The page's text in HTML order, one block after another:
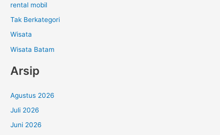
rental mobil
Tak Berkategori
Wisata
Wisata Batam
Arsip
Agustus 2026
Juli 2026
Juni 2026